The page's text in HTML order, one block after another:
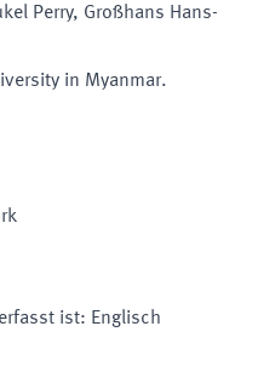
Perry, Großhans Hans-
in Myanmar.
ist: Englisch